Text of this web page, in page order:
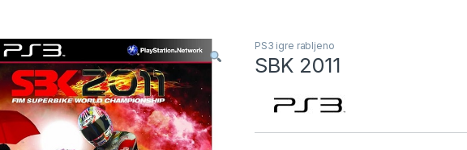
PS3 igre rabljeno
SBK 2011